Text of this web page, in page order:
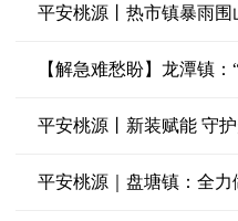
平安桃源丨热市镇暴雨
【解急难愁盼】龙潭镇
平安桃源丨新装赋能 守
平安桃源｜盘塘镇：全